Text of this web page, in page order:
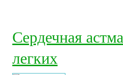
Сердечная
легких